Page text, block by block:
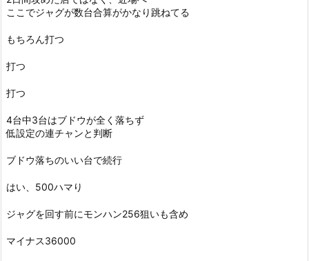
ここでジャグが数台合算がかなり跳ねてる
もちろん打つ
打つ
打つ
4台中3台はブドウが全く落ちず
低設定の連チャンと判断
ブドウ落ちのいい台で続行
はい、500ハマり
ジャグを回す前にモンハン256狙いも含め
マイナス36000